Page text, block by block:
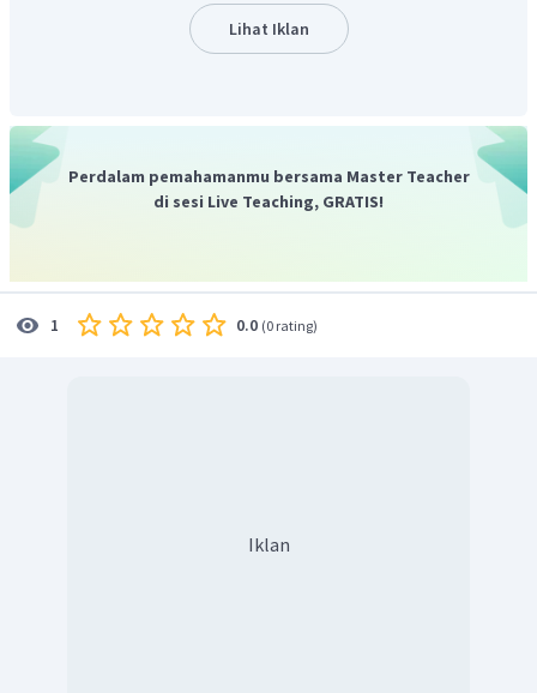
: urutan peristiwa dalam cerita.
: pesan yang terkandung dalam cerita.
Berdasarkan kutipan:
Pada suatu hari, ada seorang anak yang sedang bermain di
pohon beringin.
Sedang berada di hutan, Nada terus mengikuti nenek untuk
Nenek itu tidak menjawab pertanyaan Nada, ia terus berjalan
sampai di sisi jurang.
Lihat Iklan
Perdalam pemahamanmu bersama Master Teacher
di sesi Live Teaching, GRATIS!
1 0.0 (0 rating)
Iklan